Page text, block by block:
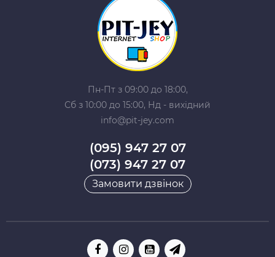
Пн-Пт з 09:00 до 18:00,
Сб з 10:00 до 15:00, Нд - вихідний
info@pit-jey.com
(095) 947 27 07
(073) 947 27 07
Замовити дзвінок